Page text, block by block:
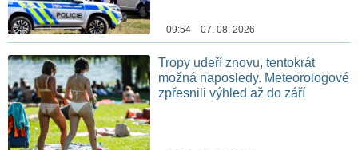
09:54 07. 08. 2026
Tropy udeří znovu, tentokrát
možná naposledy. Meteorologové
zpřesnili výhled až do září